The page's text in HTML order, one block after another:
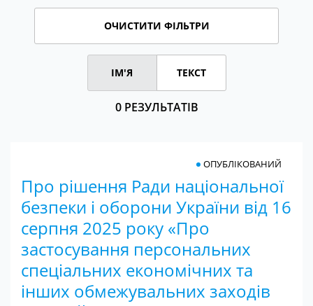
ОЧИСТИТИ ФІЛЬТРИ
0 РЕЗУЛЬТАТІВ
ІМ'Я ТЕКСТ
Про рішення Ради національної
безпеки і оборони України від 16
серпня 2025 року «Про
застосування персональних
спеціальних економічних та
інших обмежувальних заходів
ОПУБЛІКОВАНИЙ